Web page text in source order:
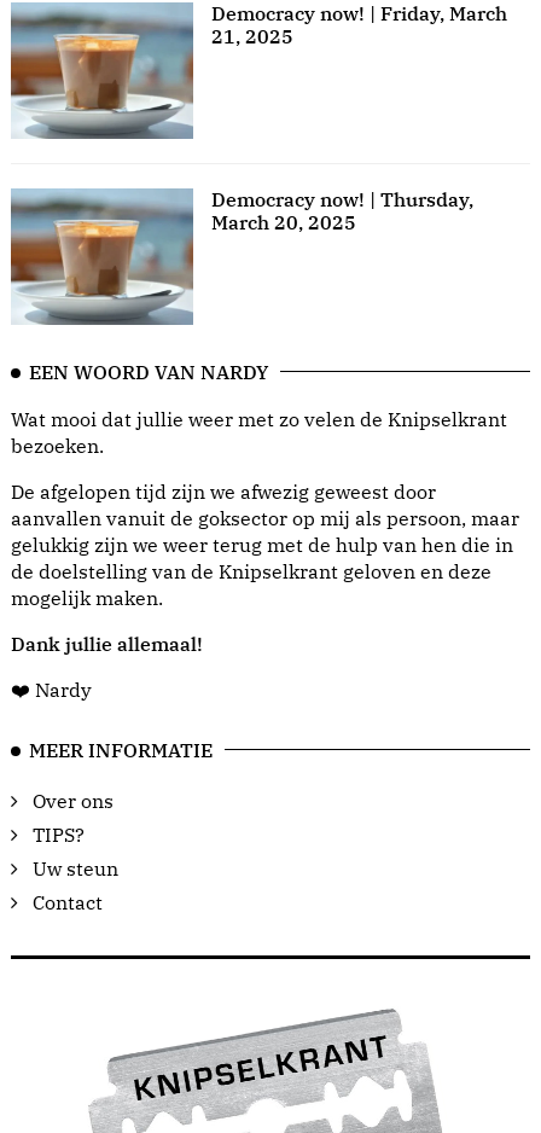
Democracy now! | Friday, March
21, 2025
Democracy now! | Thursday,
March 20, 2025
EEN WOORD VAN NARDY
Wat mooi dat jullie weer met zo velen de Knipselkrant
bezoeken.
De afgelopen tijd zijn we afwezig geweest door
aanvallen vanuit de goksector op mij als persoon, maar
gelukkig zijn we weer terug met de hulp van hen die in
de doelstelling van de Knipselkrant geloven en deze
mogelijk maken.
Dank jullie allemaal!
❤️ Nardy
MEER INFORMATIE
Over ons
TIPS?
Uw steun
Contact